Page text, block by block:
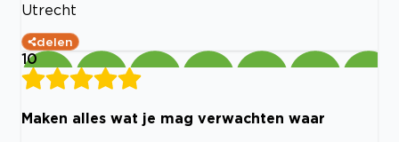
Utrecht
delen
10
Maken alles wat je mag verwachten waar